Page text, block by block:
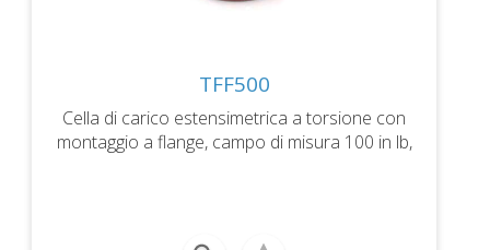
TFF500
Cella di carico estensimetrica a torsione con
montaggio a flange, campo di misura 100 in lb,